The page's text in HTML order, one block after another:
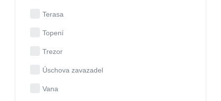
Terasa
Topení
Trezor
Úschova zavazadel
Vana